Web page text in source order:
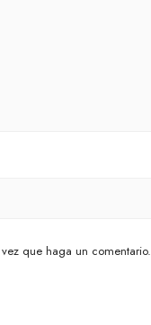
que haga un comentario.